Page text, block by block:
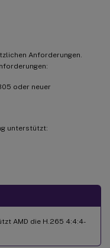
Anforderungen.
oder neuer
unterstützt:
AMD die H.265 4:4:4-